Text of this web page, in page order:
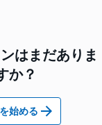
はまだありま
か？
始める